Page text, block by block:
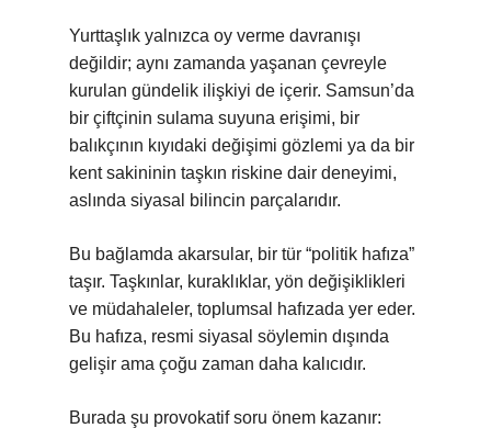
Yurttaşlık yalnızca oy verme davranışı
değildir; aynı zamanda yaşanan çevreyle
kurulan gündelik ilişkiyi de içerir. Samsun’da
bir çiftçinin sulama suyuna erişimi, bir
balıkçının kıyıdaki değişimi gözlemi ya da bir
kent sakininin taşkın riskine dair deneyimi,
aslında siyasal bilincin parçalarıdır.
Bu bağlamda akarsular, bir tür “politik hafıza”
taşır. Taşkınlar, kuraklıklar, yön değişiklikleri
ve müdahaleler, toplumsal hafızada yer eder.
Bu hafıza, resmi siyasal söylemin dışında
gelişir ama çoğu zaman daha kalıcıdır.
Burada şu provokatif soru önem kazanır: